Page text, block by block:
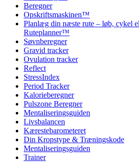
Beregner
Opskriftsmaskinen™
Planlæg din næste rute – løb, cykel
Ruteplanner™
Søvnberegner
Gravid tracker
Ovulation tracker
Reflect
StressIndex
Period Tracker
Kalorieberegner
Pulszone Beregner
Mentaliseringsguiden
Livsbalancen
Kærestebarometeret
Din Kropstype & Træningskode
Mentaliseringsguiden
Trainer